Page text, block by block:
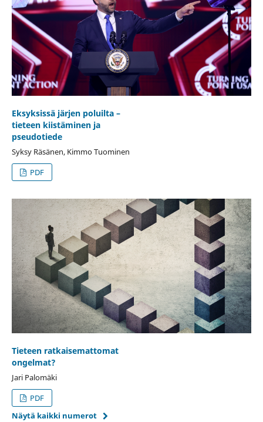
Eksyksissä järjen poluilta –
tieteen kiistäminen ja
pseudotiede
Syksy Räsänen, Kimmo Tuominen
PDF
Tieteen ratkaisemattomat
ongelmat?
Jari Palomäki
PDF
Näytä kaikki numerot